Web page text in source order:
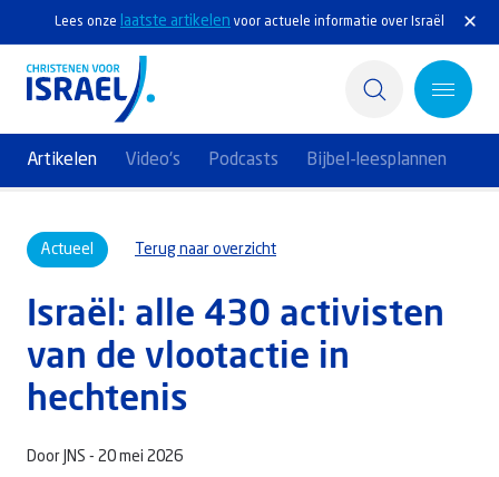
Lees onze laatste artikelen voor actuele informatie over Israël
Artikelen Video's Podcasts Bijbel-leesplannen
Actief
Ontdek
Steun Israël
Actueel Terug naar overzicht
Israël: alle 430 activisten
van de vlootactie in
hechtenis
Door JNS - 20 mei 2026